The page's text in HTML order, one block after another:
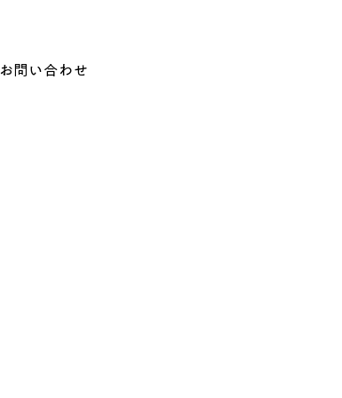
お問い合わせ